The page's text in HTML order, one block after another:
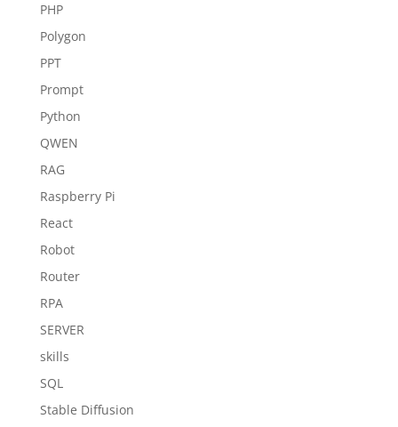
PHP
Polygon
PPT
Prompt
Python
QWEN
RAG
Raspberry Pi
React
Robot
Router
RPA
SERVER
skills
SQL
Stable Diffusion